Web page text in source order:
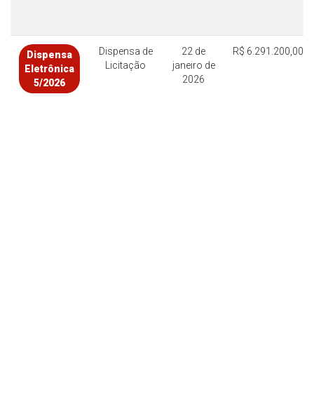
Dispensa
Eletrônica
5/2026
Dispensa de
Licitação
22 de
janeiro de
2026
R$ 6.291.200,00